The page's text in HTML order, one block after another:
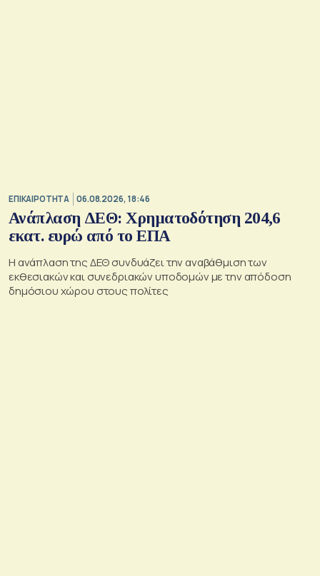
ΕΠΙΚΑΙΡΟΤΗΤΑ 06.08.2026, 18:46
Ανάπλαση ΔΕΘ: Χρηματοδότηση 204,6
εκατ. ευρώ από το ΕΠΑ
Η ανάπλαση της ΔΕΘ συνδυάζει την αναβάθμιση των
εκθεσιακών και συνεδριακών υποδομών με την απόδοση
δημόσιου χώρου στους πολίτες